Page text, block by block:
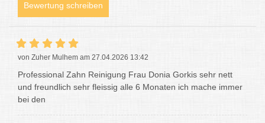
Bewertung schreiben
von Zuher Mulhem am 27.04.2026 13:42
Professional Zahn Reinigung Frau Donia Gorkis sehr nett
und freundlich sehr fleissig alle 6 Monaten ich mache immer
bei den